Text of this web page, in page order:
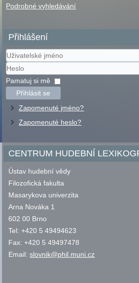
Podrobné vyhledávání
Přihlášení
Uživatelské
jméno
Heslo
Pamatuj si mě
Přihlásit se
Zapomenuté jméno?
Zapomenuté heslo?
CENTRUM HUDEBNÍ
Ústav hudební vědy
Filozofická fakulta
Masarykova univerzita
Arna Nováka 1
602 00 Brno
Tel: +420 5 49494623
Fax: +420 5 49497478
Email:slovnik@phil.muni.cz